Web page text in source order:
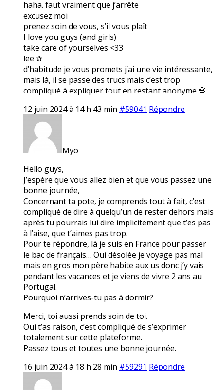
haha. faut vraiment que j’arrête
excusez moi
prenez soin de vous, s’il vous plaît
I love you guys (and girls)
take care of yourselves <33
lee ✰
d’habitude je vous promets j’ai une vie intéressante,
mais là, il se passe des trucs mais c’est trop
compliqué à expliquer tout en restant anonyme 💀
12 juin 2024 à 14 h 43 min #59041 Répondre
Myo
Hello guys,
J’espère que vous allez bien et que vous passez une
bonne journée,
Concernant ta pote, je comprends tout à fait, c’est
compliqué de dire à quelqu’un de rester dehors mais
après tu pourrais lui dire implicitement que t’es pas
à l’aise, que t’aimes pas trop.
Pour te répondre, là je suis en France pour passer
le bac de français… Oui désolée je voyage pas mal
mais en gros mon père habite aux us donc j’y vais
pendant les vacances et je viens de vivre 2 ans au
Portugal.
Pourquoi n’arrives-tu pas à dormir?
Merci, toi aussi prends soin de toi.
Oui t’as raison, c’est compliqué de s’exprimer
totalement sur cette plateforme.
Passez tous et toutes une bonne journée.
16 juin 2024 à 18 h 28 min #59291 Répondre